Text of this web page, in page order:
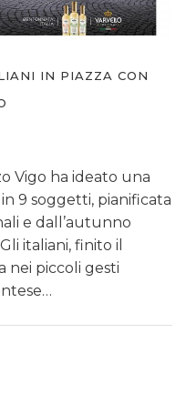
IN PIAZZA CON
Vigo ha ideato una
9 soggetti, pianificata
e dall’autunno
italiani, finito il
nei piccoli gesti